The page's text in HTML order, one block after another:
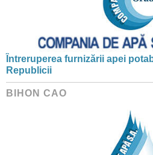
Întreruperea furnizării apei
Republicii
BIHON CAO